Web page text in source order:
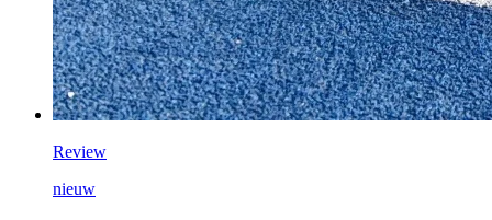
Review
nieuw